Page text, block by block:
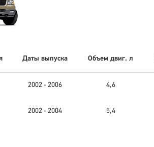
Даты выпуска Объем двиг. л
2002 - 2006 4,6
2002 - 2004 5,4